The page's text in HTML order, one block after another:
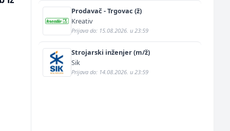
Prodavač - Trgovac (ž)
Kreativ
Prijava do: 15.08.2026. u 23:59
Strojarski inženjer (m/ž)
Sik
Prijava do: 14.08.2026. u 23:59